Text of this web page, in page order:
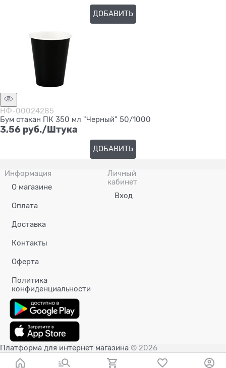
ДОБАВИТЬ
НФ-00024285
Бум стакан ПК 350 мл "Черный" 50/1000
3,56 руб./Штука
ДОБАВИТЬ
Информация
О магазине
Оплата
Доставка
Контакты
Оферта
Политика
конфиденциальности
Личный
кабинет
Вход
Платформа для интернет магазина © 2026